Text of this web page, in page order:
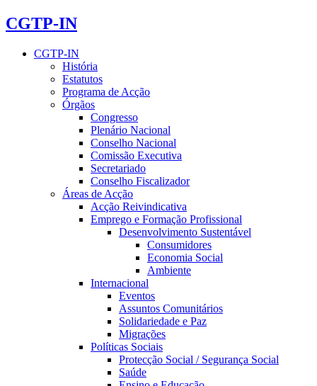
CGTP-IN
CGTP-IN
História
Estatutos
Programa de Acção
Órgãos
Congresso
Plenário Nacional
Conselho Nacional
Comissão Executiva
Secretariado
Conselho Fiscalizador
Áreas de Acção
Acção Reivindicativa
Emprego e Formação Profissional
Desenvolvimento Sustentável
Consumidores
Economia Social
Ambiente
Internacional
Eventos
Assuntos Comunitários
Solidariedade e Paz
Migrações
Políticas Sociais
Protecção Social / Segurança Social
Saúde